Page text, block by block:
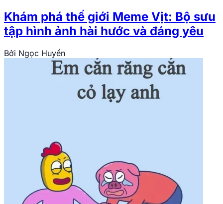
Khám phá thế giới Meme Vịt: Bộ sưu
tập hình ảnh hài hước và đáng yêu
Bởi Ngọc Huyền